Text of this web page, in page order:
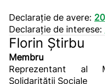
Declarație de avere:
Declarație de interese:
Florin Știrbu
Membru
Reprezentant al
Solidarității Sociale